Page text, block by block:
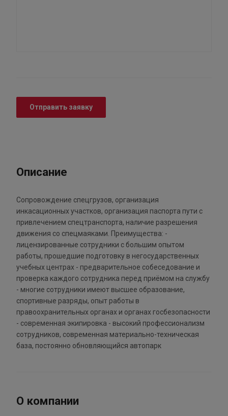
Отправить заявку
Описание
Сопровождение спецгрузов, организация
инкасационных участков, организация паспорта пути с
привлечением спецтранспорта, наличие разрешения
движения со спецмаяками. Преимущества: -
лицензированные сотрудники с большим опытом
работы, прошедшие подготовку в негосударственных
учебных центрах - предварительное собеседование и
проверка каждого сотрудника перед приёмом на службу
- многие сотрудники имеют высшее образование,
спортивные разряды, опыт работы в
правоохранительных органах и органах госбезопасности
- современная экипировка - высокий профессионализм
сотрудников, современная материально-техническая
база, постоянно обновляющийся автопарк
О компании